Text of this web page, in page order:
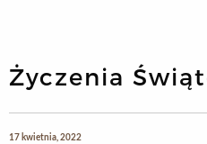
Życzenia
17 kwietnia, 2022